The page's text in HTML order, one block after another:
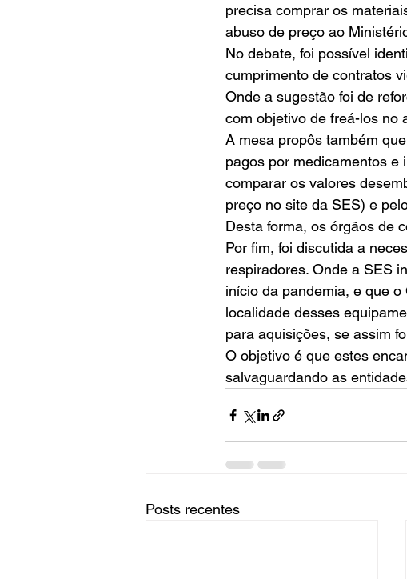
precisa comprar os
abuso de preço ao
No debate, foi possível
cumprimento de contratos
Onde a sugestão foi de
com objetivo de freá-los no
A mesa propôs também
pagos por medicamentos e
comparar os valores
preço no site da SES) e
Desta forma, os órgãos de
Por fim, foi discutida a
respiradores. Onde a SES
início da pandemia, e que
localidade desses
para aquisições, se assim
O objetivo é que estes
salvaguardando as
Posts recentes